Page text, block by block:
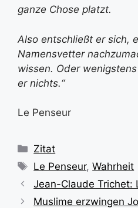
ganze Chose platzt.
Also entschließt er sich,
Namensvetter
wissen. Oder
er nichts.“
Le Penseur
Kategorien
Zitat
Schlagwörter
Le Penseur,Wahrheit
Jean-Claude Trichet:
Muslime erzwingen